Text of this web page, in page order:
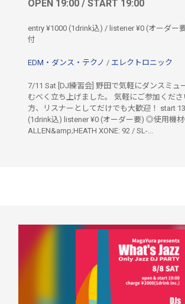
OPEN 19:00 / START 19:00
entry ¥1000 (1drink込) / listener ¥0 (オーダー
付
EDM・ダンス・テクノ / エレクトロニック
7/11 Sat [DJ練習会] 野田で気軽にダンスミュ
むべく立ち上げました。 気軽にご参加くだ
方、リスナーとしてだけでも大歓迎！ start
(1drink込) listener ¥0 (オーダー要) ◎使用機
ALLEN&amp;HEATH XONE: 92 / SL-...